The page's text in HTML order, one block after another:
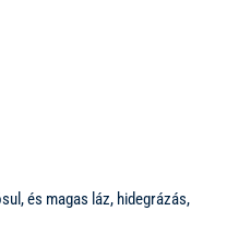
és magas láz, hidegrázás,